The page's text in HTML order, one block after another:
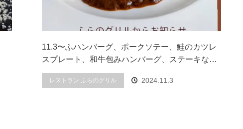
11.3〜ふハンバーグ、ポークソテー、鮭のカツレ
スプレート、和牛包みハンバーグ、ステーキな…
レストラン ふらのグリル 2024.11.3